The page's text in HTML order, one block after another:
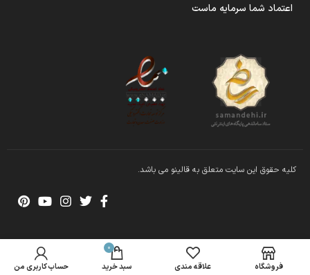
اعتماد شما سرمایه ماست
کلیه حقوق این سایت متعلق به قالینو می باشد.
فروشگاه علاقه مندی
0
سبد خرید حساب کاربری من